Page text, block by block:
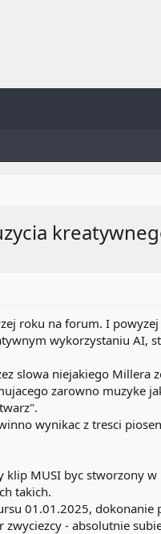
roku na forum. I
wykorzystaniu AI,
slowa niejakiego Millera
zarowno muzyke
wynikac z tresci
MUSI byc stworzony
takich.
01.01.2025,
zwyciezcy - absolutnie